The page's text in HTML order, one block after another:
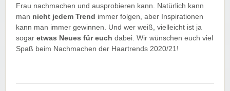
Frau nachmachen und ausprobieren kann. Natürlich kann
man nicht jedem Trend immer folgen, aber Inspirationen
kann man immer gewinnen. Und wer weiß, vielleicht ist ja
sogar etwas Neues für euch dabei. Wir wünschen euch viel
Spaß beim Nachmachen der Haartrends 2020/21!